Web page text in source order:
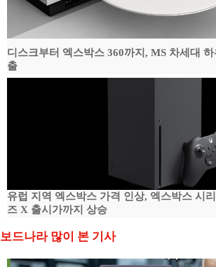
디스크부터 엑스박스 360까지, MS 차세대
출
유럽 지역 엑스박스 가격 인상, 엑스박스 시
즈 X 출시가까지 상승
보드나라 많이 본 기사